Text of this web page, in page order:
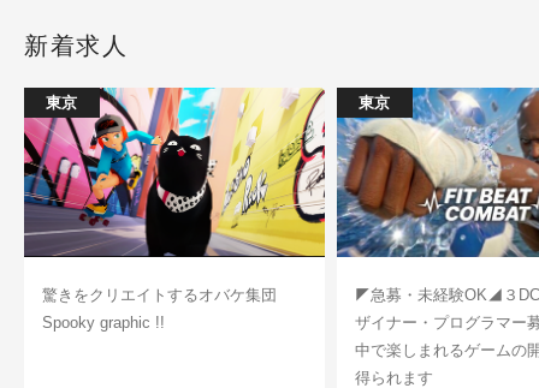
新着求人
東京
驚きをクリエイトするオバケ集団
Spooky graphic !!
東京
◤急募・未経験OK◢３
ザイナー・プログラマー
中で楽しまれるゲームの
得られます